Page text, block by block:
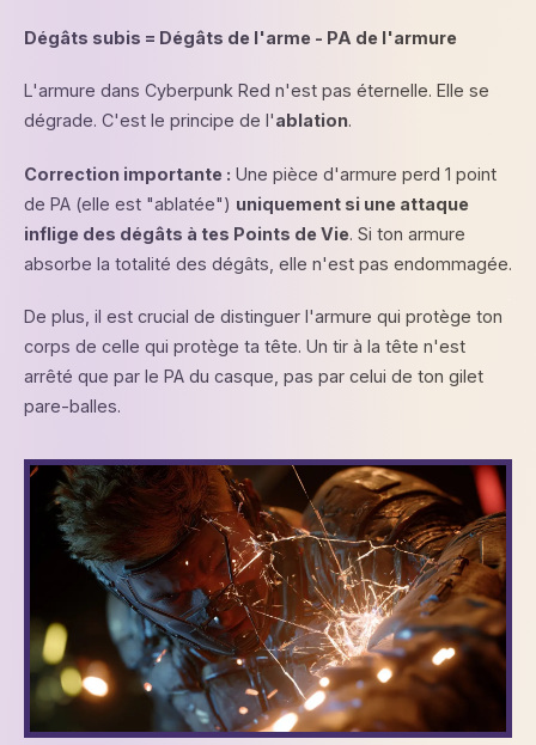
Dégâts subis = Dégâts de l'arme - PA de l'armure
L'armure dans Cyberpunk Red n'est pas éternelle. Elle se
dégrade. C'est le principe de l'ablation.
Correction importante : Une pièce d'armure perd 1 point
de PA (elle est "ablatée") uniquement si une attaque
inflige des dégâts à tes Points de Vie. Si ton armure
absorbe la totalité des dégâts, elle n'est pas endommagée.
De plus, il est crucial de distinguer l'armure qui protège ton
corps de celle qui protège ta tête. Un tir à la tête n'est
arrêté que par le PA du casque, pas par celui de ton gilet
pare-balles.